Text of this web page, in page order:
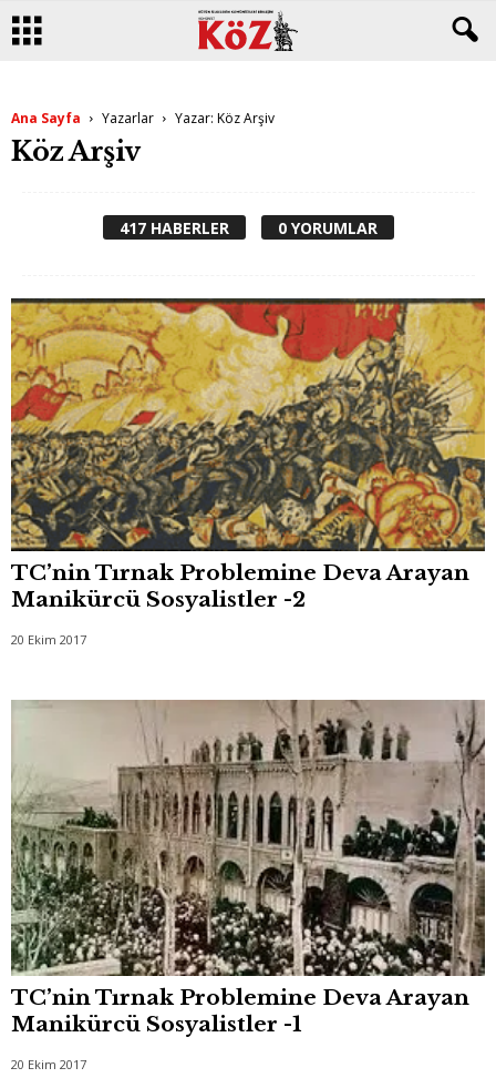
Ana Sayfa Yazarlar Yazar: Köz Arşiv
Köz Arşiv
417 HABERLER 0 YORUMLAR
TC’nin Tırnak Problemine Deva Arayan
Manikürcü Sosyalistler -2
20 Ekim 2017
TC’nin Tırnak Problemine Deva Arayan
Manikürcü Sosyalistler -1
20 Ekim 2017